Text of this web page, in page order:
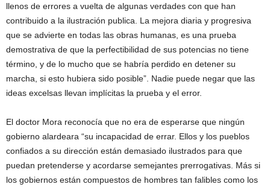
llenos de errores a vuelta de algunas verdades con que han
contribuido a la ilustración publica. La mejora diaria y progresiva
que se advierte en todas las obras humanas, es una prueba
demostrativa de que la perfectibilidad de sus potencias no tiene
término, y de lo mucho que se habría perdido en detener su
marcha, si esto hubiera sido posible”. Nadie puede negar que las
ideas excelsas llevan implícitas la prueba y el error.
El doctor Mora reconocía que no era de esperarse que ningún
gobierno alardeara “su incapacidad de errar. Ellos y los pueblos
confiados a su dirección están demasiado ilustrados para que
puedan pretenderse y acordarse semejantes prerrogativas. Más si
los gobiernos están compuestos de hombres tan falibles como los